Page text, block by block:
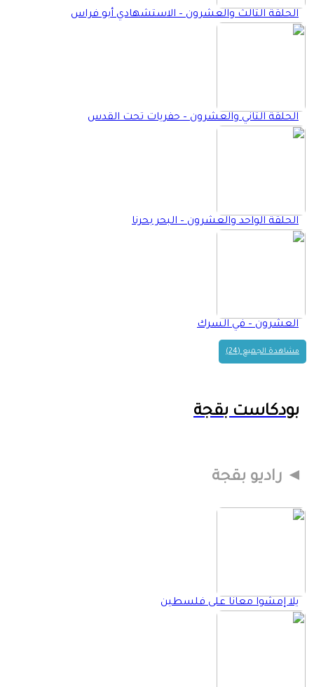
الحلقة الثالث والعشرون – الاستشهادي أبو فراس
الحلقة الثاني والعشرون – حفريات تحت القدس
الحلقة الواحد والعشرون – البحر بحرنا
العشرون – في السرك
مشاهدة الجميع (24)
بودكاست بقجة
راديو بقجة
يلا إمشوا معانا على فلسطين